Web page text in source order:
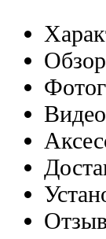
Обзор
Видео